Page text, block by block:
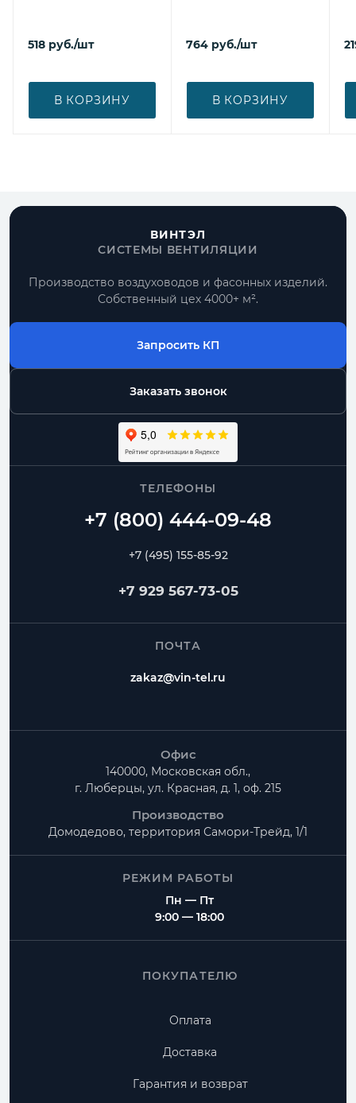
518 руб./шт
В КОРЗИНУ
764 руб./шт
В КОРЗИНУ
ВИНТЭЛ
СИСТЕМЫ ВЕНТИЛЯЦИИ
Производство воздуховодов и фасонных изделий.
Собственный цех 4000+ м².
Запросить КП
Заказать звонок
ТЕЛЕФОНЫ
+7 (495) 155-85-92
+7 929 567-73-05
ПОЧТА
zakaz@vin-tel.ru
Офис
140000, Московская обл.,
г. Люберцы, ул. Красная, д. 1, оф. 215
Производство
Домодедово, территория Самори-Трейд, 1/1
РЕЖИМ РАБОТЫ
Пн — Пт
9:00 — 18:00
ПОКУПАТЕЛЮ
Оплата
Доставка
Гарантия и возврат